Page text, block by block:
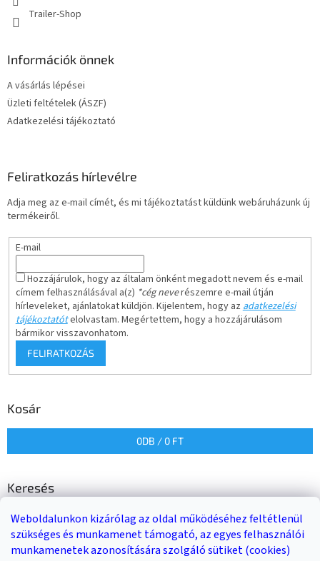
Weboldalunkon kizárólag az oldal működéséhez feltétlenül
szükséges és munkamenet támogató, az egyes felhasználói
munkamenetek azonosítására szolgáló sütiket (cookies)
Trailer-Shop
Információk önnek
A vásárlás lépései
Üzleti feltételek (ÁSZF)
Adatkezelési tájékoztató
Feliratkozás hírlevélre
Adja meg az e-mail címét, és mi tájékoztatást küldünk webáruházunk új
termékeiről.
E-mail
Hozzájárulok, hogy az általam önként megadott nevem és e-mail
címem felhasználásával a(z) *cég neverészemre e-mail útján
hírleveleket, ajánlatokat küldjön. Kijelentem, hogy azadatkezelési
tájékoztatótelolvastam. Megértettem, hogy a hozzájárulásom
bármikor visszavonhatom.
FELIRATKOZÁS
Kosár
0DB / 0 FT
Keresés
KERESÉS